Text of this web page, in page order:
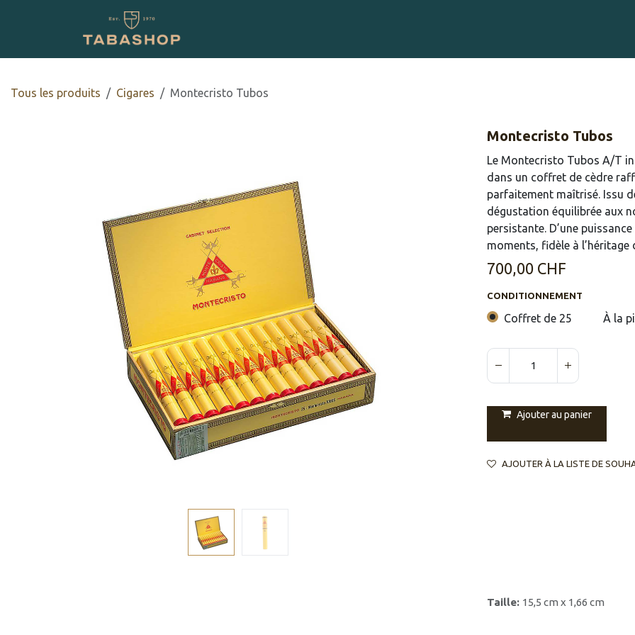
Tous les produits ​​​Cigares Montecristo Tubos
Montecristo Tubos
Le Montecristo Tubos A/T
dans un coffret de cèdre
parfaitement maîtrisé. Issu
dégustation équilibrée aux
persistante. D’une
moments, fidèle à l’héritage
700,00 CHF
CONDITIONNEMENT
Coffret de 25 À la
Ajouter au panier
AJOUTER À LA LISTE DE
Taille: 15,5 cm x 1,66 cm